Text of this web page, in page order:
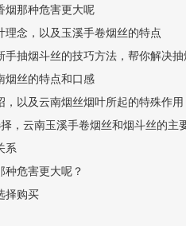
烟那种危害更大呢
念，以及玉溪手卷烟丝的特点
抽烟斗丝的技巧方法，帮你解决
烟丝的特点和口感
以及云南烟丝烟叶所起的特殊作用
，云南玉溪手卷烟丝和烟斗丝的主
系
危害更大呢？
择购买